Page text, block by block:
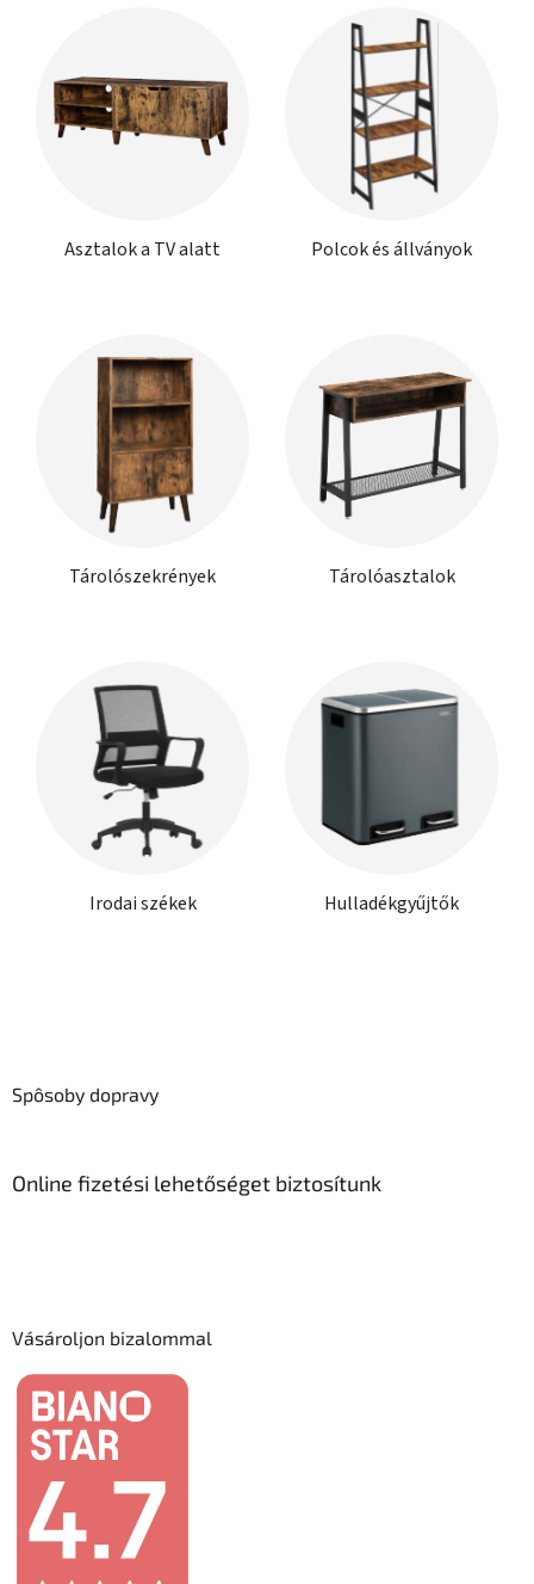
Asztalok a TV alatt Polcok és állványok
Tárolószekrények Tárolóasztalok
Irodai székek Hulladékgyűjtők
Spôsoby dopravy
Online fizetési lehetőséget biztosítunk
Vásároljon bizalommal